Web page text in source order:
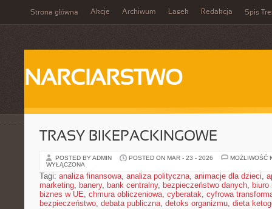
Strona główna Akcje Archiwum Lasek Redakcja Spis
NARCIARSTWO
TRASY BIKEPACKINGOWE
POSTED BY ADMIN POSTED ON MAR - 23 - 2026
MOŻLIWOŚĆ
WYŁĄCZONA
Tagi: analiza finansowa, analiza polityczna, animacje dla dzieci,
marketing, banery, bank centralny, bezpieczeństwo danych, biuro
biznes w UE, chmura obliczeniowa, cyberatak, cyfrowa
bezpieczeństwo, debata publiczna, detoks organizmu, dieta